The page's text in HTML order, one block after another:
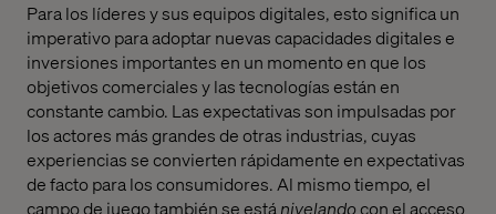
Para los líderes y sus equipos digitales, esto significa un
imperativo para adoptar nuevas capacidades digitales e
inversiones importantes en un momento en que los
objetivos comerciales y las tecnologías están en
constante cambio. Las expectativas son impulsadas por
los actores más grandes de otras industrias, cuyas
experienciasse convierten rápidamenteen expectativas
de factoparalos consumidores. Al mismo tiempo, el
campo de juego también se estánivelandoconelacceso